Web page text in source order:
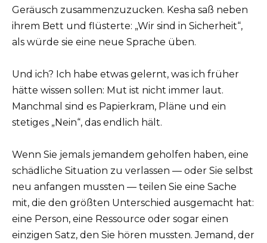
Geräusch zusammenzuzucken. Kesha saß neben
ihrem Bett und flüsterte: „Wir sind in Sicherheit“,
als würde sie eine neue Sprache üben.
Und ich? Ich habe etwas gelernt, was ich früher
hätte wissen sollen: Mut ist nicht immer laut.
Manchmal sind es Papierkram, Pläne und ein
stetiges „Nein“, das endlich hält.
Wenn Sie jemals jemandem geholfen haben, eine
schädliche Situation zu verlassen — oder Sie selbst
neu anfangen mussten — teilen Sie eine Sache
mit, die den größten Unterschied ausgemacht hat:
eine Person, eine Ressource oder sogar einen
einzigen Satz, den Sie hören mussten. Jemand, der